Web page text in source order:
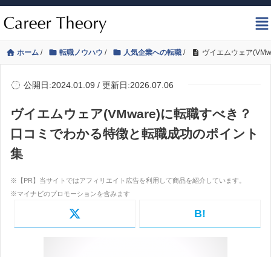
ホーム / 転職ノウハウ / 人気企業への転職 / ヴイエムウェア
公開日:2024.01.09 / 更新日:2026.07.06
ヴイエムウェア(VMware)に転職すべき？
口コミでわかる特徴と転職成功のポイント
集
B!